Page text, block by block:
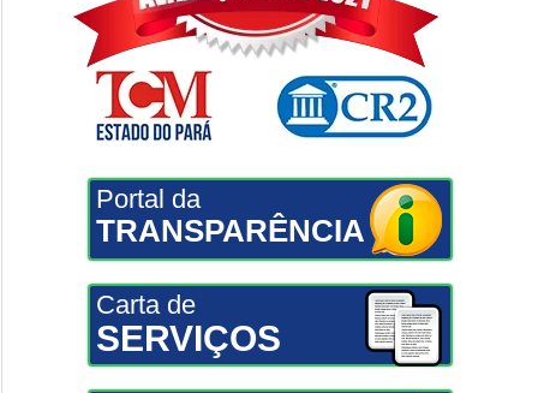
Portal da
TRANSPARÊNCIA
Carta de
SERVIÇOS